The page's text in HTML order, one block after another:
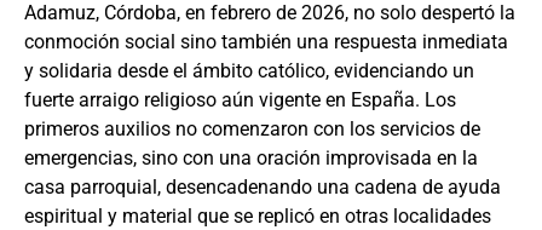
Adamuz, Córdoba, en febrero de 2026, no solo despertó la
conmoción social sino también una respuesta inmediata
y solidaria desde el ámbito católico, evidenciando un
fuerte arraigo religioso aún vigente en España. Los
primeros auxilios no comenzaron con los servicios de
emergencias, sino con una oración improvisada en la
casa parroquial, desencadenando una cadena de ayuda
espiritual y material que se replicó en otras localidades